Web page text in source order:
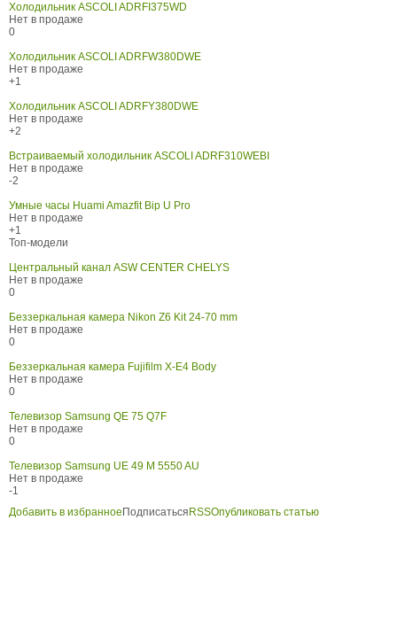
Холодильник ASCOLI ADRFI375WD
Нет в продаже
0
Холодильник ASCOLI ADRFW380DWE
Нет в продаже
+1
Холодильник ASCOLI ADRFY380DWE
Нет в продаже
+2
Встраиваемый холодильник ASCOLI ADRF310WEBI
Нет в продаже
-2
Умные часы Huami Amazfit Bip U Pro
Нет в продаже
+1
Топ-модели
Центральный канал ASW CENTER CHELYS
Нет в продаже
0
Беззеркальная камера Nikon Z6 Kit 24-70 mm
Нет в продаже
0
Беззеркальная камера Fujifilm X-E4 Body
Нет в продаже
0
Телевизор Samsung QE 75 Q7F
Нет в продаже
0
Телевизор Samsung UE 49 M 5550 AU
Нет в продаже
-1
Добавить в избранное Подписаться RSSОпубликовать статью